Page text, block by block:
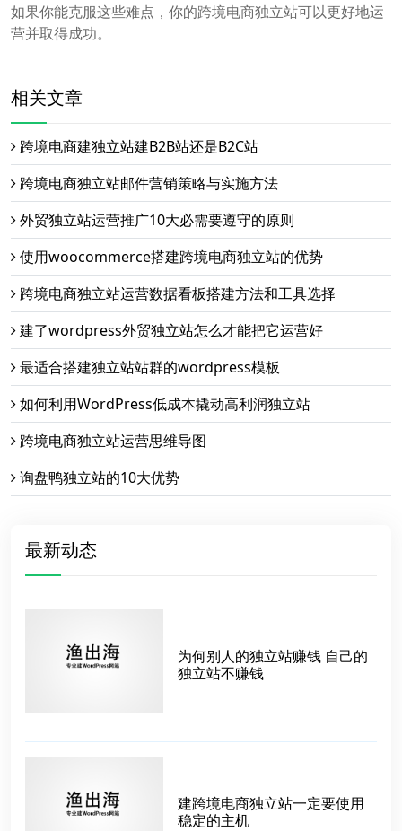
如果你能克服这些难点，你的跨境电商独立站可以更好地运
营并取得成功。
相关文章
跨境电商建独立站建B2B站还是B2C站
跨境电商独立站邮件营销策略与实施方法
外贸独立站运营推广10大必需要遵守的原则
使用woocommerce搭建跨境电商独立站的优势
跨境电商独立站运营数据看板搭建方法和工具选择
建了wordpress外贸独立站怎么才能把它运营好
最适合搭建独立站站群的wordpress模板
如何利用WordPress低成本撬动高利润独立站
跨境电商独立站运营思维导图
询盘鸭独立站的10大优势
最新动态
为何别人的独立站赚钱 自己的
独立站不赚钱
建跨境电商独立站一定要使用
稳定的主机